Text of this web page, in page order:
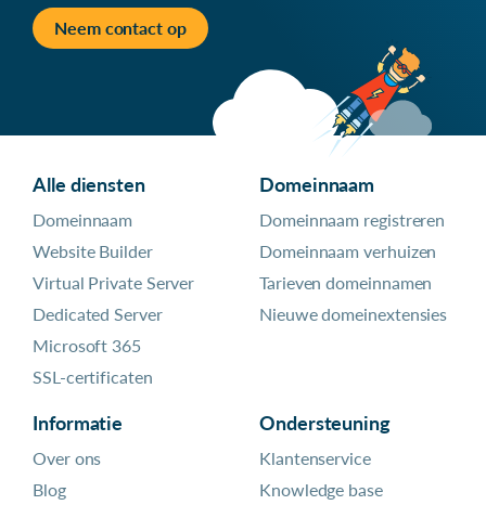
Neem contact op
Alle diensten
Domeinnaam
Website Builder
Virtual Private Server
Dedicated Server
Microsoft 365
SSL-certificaten
Domeinnaam
Domeinnaam registreren
Domeinnaam verhuizen
Tarieven domeinnamen
Nieuwe domeinextensies
Informatie
Over ons
Blog
Ondersteuning
Klantenservice
Knowledge base